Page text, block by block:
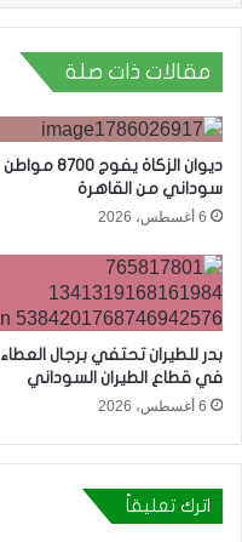
مقالات ذات صلة
ديوان الزكاة يفوج 8700 مواطن
سوداني من القاهرة
6 أغسطس، 2026
بدر للطيران تحتفي برجال العطاء
في قطاع الطيران السوداني
6 أغسطس، 2026
اترك تعليقاً